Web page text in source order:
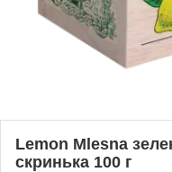
Lemon Mlesna
скринька 100 г